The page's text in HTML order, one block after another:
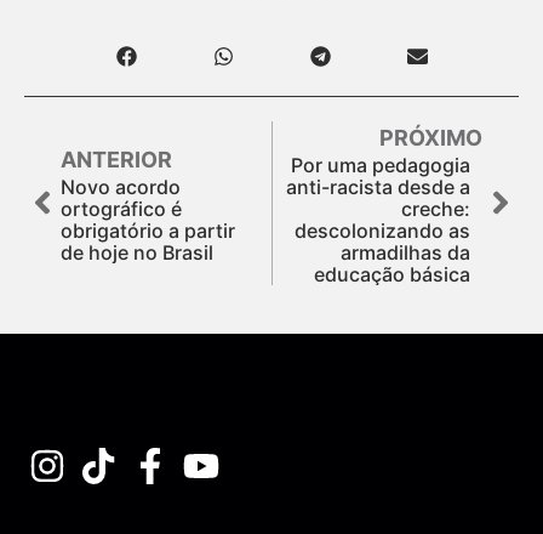
ANTERIOR
Novo acordo
ortográfico é
obrigatório a partir
de hoje no Brasil
PRÓXIMO
Por uma pedagogia
anti-racista desde a
creche:
descolonizando as
armadilhas da
educação básica